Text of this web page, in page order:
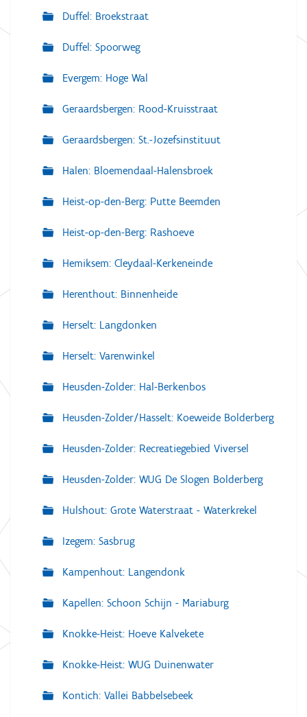
Duffel: Broekstraat
Duffel: Spoorweg
Evergem: Hoge Wal
Geraardsbergen: Rood-Kruisstraat
Geraardsbergen: St.-Jozefsinstituut
Halen: Bloemendaal-Halensbroek
Heist-op-den-Berg: Putte Beemden
Heist-op-den-Berg: Rashoeve
Hemiksem: Cleydaal-Kerkeneinde
Herenthout: Binnenheide
Herselt: Langdonken
Herselt: Varenwinkel
Heusden-Zolder: Hal-Berkenbos
Heusden-Zolder/Hasselt: Koeweide Bolderberg
Heusden-Zolder: Recreatiegebied Viversel
Heusden-Zolder: WUG De Slogen Bolderberg
Hulshout: Grote Waterstraat - Waterkrekel
Izegem: Sasbrug
Kampenhout: Langendonk
Kapellen: Schoon Schijn - Mariaburg
Knokke-Heist: Hoeve Kalvekete
Knokke-Heist: WUG Duinenwater
Kontich: Vallei Babbelsebeek